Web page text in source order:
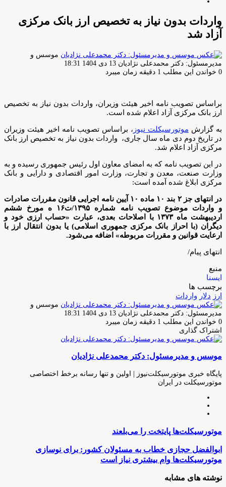
واردات بدون نیاز به تخصیص ارز بانک مرکزی
آزاد شد
موسس و
مدیرمسئول: دکتر محمدعلی نژادیان ارسال
ایمیل
13 دی 1404 18:31
0 خواندن این مطلب 1 دقیقه زمان میبرد
براساس تصویب نامه اخیر هیئت وزیران، واردات بدون نیاز به تخصیص
ارز بانک مرکزی آزاد اعلام شده است.
به گزارش موتورسیکلت نیوز ، براساس تصویب نامه اخیر هیئت وزیران
در تاریخ دوم دی ماه سال جاری، واردات بدون نیاز به تخصیص ارز بانک
مرکزی آزاد اعلام شد.
در این تصویب نامه که به امضای معاون اول رئیس جمهوری رسیده و به
وزارت صنعت، معدن و تجارت، وزارت امور اقتصادی و دارایی و بانک
مرکزی ابلاغ شده آمده است:
در انتهای جز ۲ بند ۱۰ ماده ۱۰ آیین نامه اجرایی قانون مقررات صادرات
و واردات موضوع تصویب نامه شماره ۱۳۹۵/ت۱۶ ه مورخ ششم
اردیبهشت ماه ۱۳۷۳ با اصلاحات بعدی، عبارت «حساب ارزی خود و
دیگران (با احراز بانک مرکزی جمهوری اسلامی) یا بدون انتقال ارز با
ارعایت قوانین و مقررات مربوطه» اضافه می‌شود.
انتهای پیام/
منبع
ایسنا
برچسب ها
ارز دلار واردات
موسس و
مدیرمسئول: دکتر محمدعلی نژادیان ارسال
ایمیل
13 دی 1404 18:31
0 خواندن این مطلب 1 دقیقه زمان میبرد
اشتراک گذاری
فیس
توئیتر
لینکدین
واتس
تلگرام
اشتراک
از
ایمیل
چاپ
موسس و مدیرمسئول: دکتر محمدعلی نژادیان
پایگاه خبری موتورسیکلت‌نیوز | اولین و تنها رسانه برخط اختصاصی
موتورسیکلت در ایران
موتورسیکلت‌ها
پایتخت
را
می‌بلعند
موتورسیکلت‌ها پایتخت را می‌بلعند
ابوالفضل
حجازی
خطاب
به
مسئولان
ابوالفضل حجازی خطاب به مسئولان کشور: برای نوسازی
موتورسیکلت‌ها وام بیشتری نیاز است
نوشته های مشابه